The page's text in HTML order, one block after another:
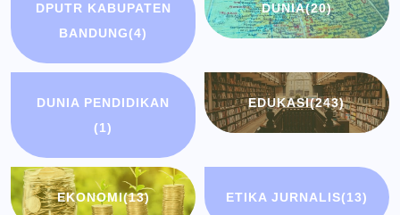
DPUTR KABUPATEN
BANDUNG(4)
DUNIA(20)
DUNIA PENDIDIKAN
(1)
EDUKASI(243)
EKONOMI(13) ETIKA JURNALIS(13)